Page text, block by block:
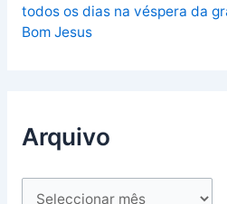
todos os dias na véspera da
Bom Jesus
Arquivo